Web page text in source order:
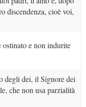
discendenza, cioè voi,
e non indurite
degli dei, il Signore dei
che non usa parzialità